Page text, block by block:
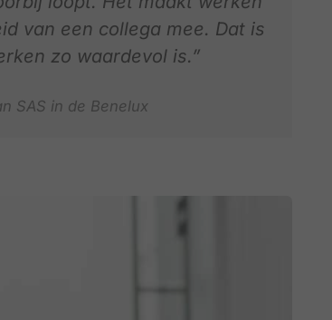
van een collega mee. Dat is
zo waardevol is.”
SAS in de Benelux